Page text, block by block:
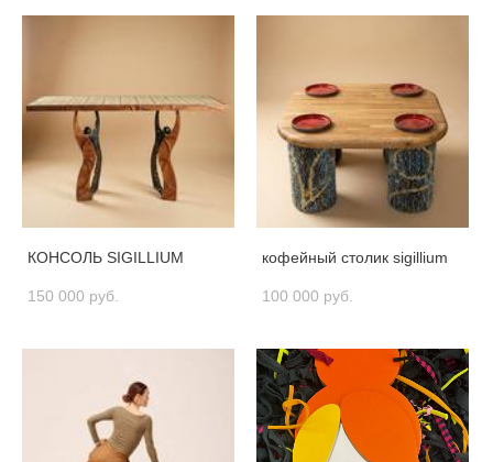
КОНСОЛЬ SIGILLIUM
150 000 pуб.
кофейный столик sigillium
100 000 pуб.